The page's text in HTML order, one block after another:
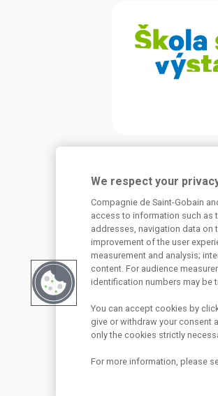
Potřebujete
Máte dotaz k našim
konstrukcích?
Centrum
226 292 224 Zaslat
We respect your
Compagnie de Saint-Gobain
access to information such as
addresses, navigation data on
improvement of the user
measurement and analysis;
content. For audience
identification numbers may be
You can accept cookies by
give or withdraw your consent
only the cookies strictly
For more information, please